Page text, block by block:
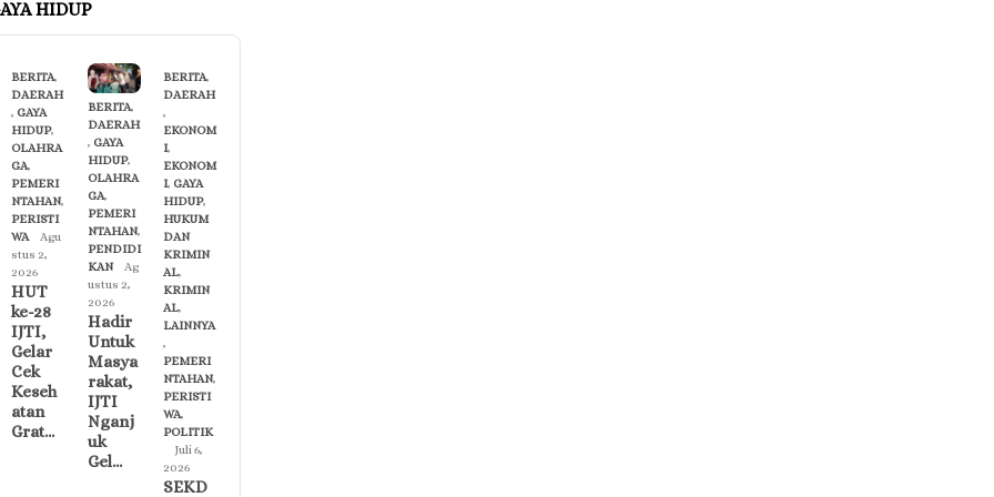
HIDUP
BERITA,
DAERAH
, GAYA
HIDUP,
OLAHRA
GA,
PEMERI
NTAHAN,
PERISTI
WA
Agu
stus 2,
2026
HUT
ke-28
IJTI,
Gelar
Cek
Keseh
atan
Grat…
BERITA,
DAERAH
, GAYA
HIDUP,
OLAHRA
GA,
PEMERI
NTAHAN,
PENDIDI
KAN
Ag
ustus 2,
2026
Hadir
Untuk
Masya
rakat,
IJTI
Nganj
uk
Gel…
BERITA,
DAERAH
,
EKONOM
I,
EKONOM
I, GAYA
HIDUP,
HUKUM
DAN
KRIMIN
AL,
KRIMIN
AL,
LAINNYA
,
PEMERI
NTAHAN,
PERISTI
WA,
POLITIK
Juli 6,
2026
SEKD